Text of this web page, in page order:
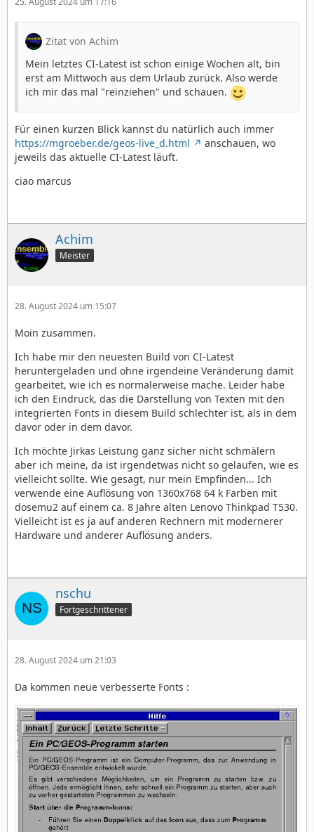
Zitat von Achim
Mein letztes CI-Latest ist schon einige Wochen alt, bin
erst am Mittwoch aus dem Urlaub zurück. Also werde
ich mir das mal "reinziehen" und schauen.
Für einen kurzen Blick kannst du natürlich auch immer
https://mgroeber.de/geos-live_d.html
anschauen, wo
jeweils das aktuelle CI-Latest läuft.
ciao marcus
Achim
Meister
28. August 2024 um 15:07
Moin zusammen.
Ich habe mir den neuesten Build von CI-Latest
heruntergeladen und ohne irgendeine Veränderung damit
gearbeitet, wie ich es normalerweise mache. Leider habe
ich den Eindruck, das die Darstellung von Texten mit den
integrierten Fonts in diesem Build schlechter ist, als in dem
davor oder in dem davor.
Ich möchte Jirkas Leistung ganz sicher nicht schmälern
aber ich meine, da ist irgendetwas nicht so gelaufen, wie es
vielleicht sollte. Wie gesagt, nur mein Empfinden... Ich
verwende eine Auflösung von 1360x768 64 k Farben mit
dosemu2 auf einem ca. 8 Jahre alten Lenovo Thinkpad T530.
Vielleicht ist es ja auf anderen Rechnern mit modernerer
Hardware und anderer Auflösung anders.
nschu
Fortgeschrittener
28. August 2024 um 21:03
Da kommen neue verbesserte Fonts :